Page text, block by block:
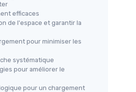
efficaces
de l'espace et garantir la
pour minimiser les
systématique
pour améliorer le
pour un chargement